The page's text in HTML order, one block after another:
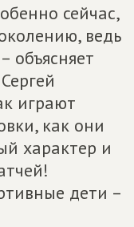
сейчас,
ведь
объясняет
играют
как они
характер и
дети –